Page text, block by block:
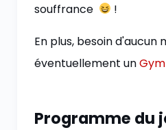
souffrance
!
En plus, besoin d'aucun
éventuellement un
Programme du